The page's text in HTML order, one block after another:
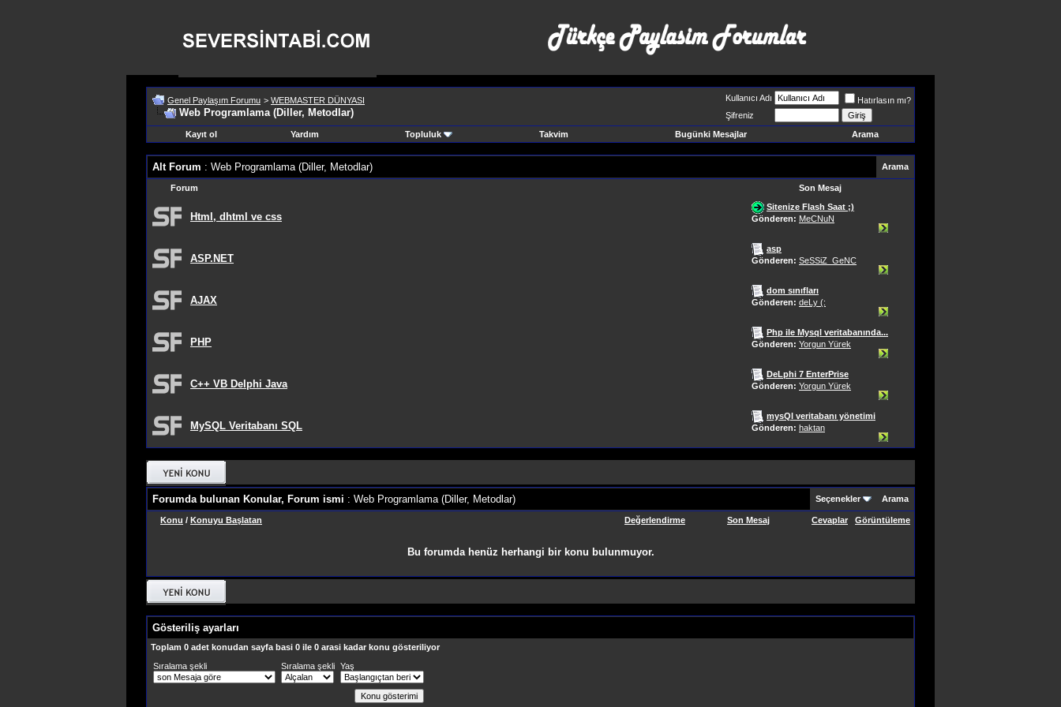
Genel Paylaşım Forumu > WEBMASTER DÜNYASI
Web Programlama (Diller, Metodlar)
Kullanıcı Adı
Hatırlasın mı?
Şifreniz
Kayıt ol
Yardım Topluluk Takvim Bugünki Mesajlar Arama
Alt Forum : Web Programlama (Diller, Metodlar) Arama
Forum Son Mesaj
Html, dhtml ve css
Sitenize Flash Saat ;)
Gönderen: MeCNuN
ASP.NET
asp
Gönderen: SeSSiZ_GeNC
AJAX
dom sınıfları
Gönderen: deLy (:
PHP
Php ile Mysql veritabanında...
Gönderen: Yorgun Yürek
C++ VB Delphi Java
DeLphi 7 EnterPrise
Gönderen: Yorgun Yürek
MySQL Veritabanı SQL
mysQl veritabanı yönetimi
Gönderen: haktan
Forumda bulunan Konular, Forum ismi : Web Programlama (Diller, Metodlar) Seçenekler Arama
Değerlendirme
Konu / Konuyu Başlatan Son Mesaj Cevaplar Görüntüleme
Bu forumda henüz herhangi bir konu bulunmuyor.
Gösteriliş ayarları
Toplam 0 adet konudan sayfa basi 0 ile 0 arasi kadar konu gösteriliyor
Sıralama şekli
Sıralama şekli Yaş